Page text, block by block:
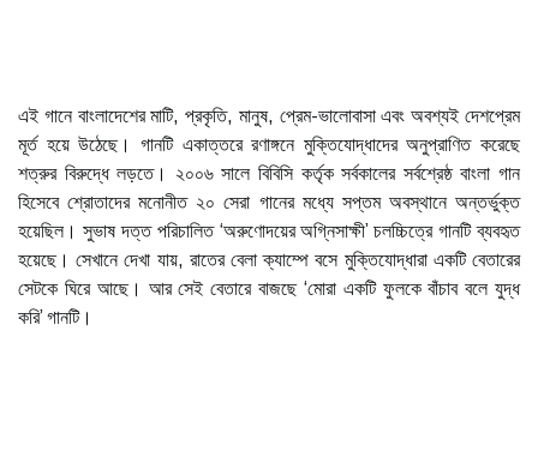
এই গানে বাংলাদেশের মাটি, প্রকৃতি, মানুষ, প্রেম-ভালোবাসা এবং অবশ্যই দেশপ্রেম
মূর্ত হয়ে উঠেছে। গানটি একাত্তরে রণাঙ্গনে মুক্তিযোদ্ধাদের অনুপ্রাণিত করেছে
শত্রুর বিরুদ্ধে লড়তে। ২০০৬ সালে বিবিসি কর্তৃক সর্বকালের সর্বশ্রেষ্ঠ বাংলা গান
হিসেবে শ্রোতাদের মনোনীত ২০ সেরা গানের মধ্যে সপ্তম অবস্থানে অন্তর্ভুক্ত
হয়েছিল। সুভাষ দত্ত পরিচালিত ‘অরুণোদয়ের অগ্নিসাক্ষী’ চলচ্চিত্রে গানটি ব্যবহৃত
হয়েছে। সেখানে দেখা যায়, রাতের বেলা ক্যাম্পে বসে মুক্তিযোদ্ধারা একটি বেতারের
সেটকে ঘিরে আছে। আর সেই বেতারে বাজছে ‘মোরা একটি ফুলকে বাঁচাব বলে যুদ্ধ
করি’ গানটি।